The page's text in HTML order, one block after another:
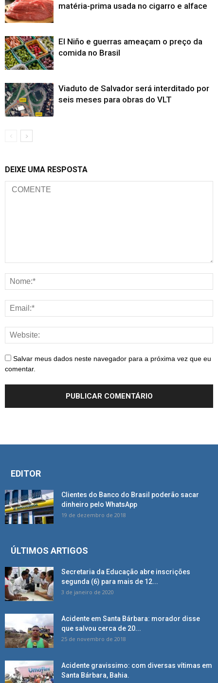
matéria-prima usada no cigarro e alface
El Niño e guerras ameaçam o preço da
comida no Brasil
Viaduto de Salvador será interditado por
seis meses para obras do VLT
DEIXE UMA RESPOSTA
Salvar meus dados neste navegador para a próxima vez que eu
comentar.
EDITOR
Clientes do Banco do Brasil poderão sacar
dinheiro pelo WhatsApp
19 de dezembro de 2018
ÚLTIMOS ARTIGOS
Secretaria da Educação abre inscrições
segunda (6) para mais de 12...
3 de janeiro de 2020
Acidente em Santa Bárbara: morador disse
que salvou cerca de 20...
25 de novembro de 2018
Acidente gravissimo: com diversas vítimas em
Santa Bárbara, Bahia.